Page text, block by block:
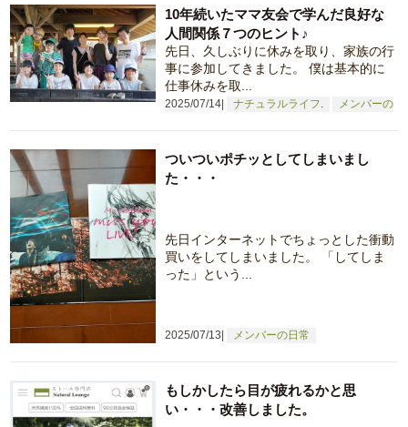
2025/07/14 ナチュラルライフ
メンバーの
10年続いたママ友会で学んだ良好な
人間関係７つのヒント♪
先日、久しぶりに休みを取り、家族の行
事に参加してきました。 僕は基本的に
仕事休みを取...
2025/07/13 メンバーの日常
ついついポチッとしてしまいまし
た・・・
先日インターネットでちょっとした衝動
買いをしてしまいました。 「してしま
った」という...
もしかしたら目が疲れるかと思
い・・・改善しました。